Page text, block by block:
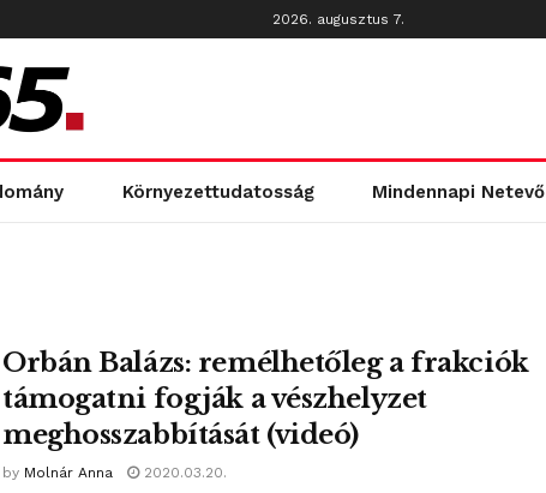
2026. augusztus 7.
Környezettudatosság Mindennapi Netevő
Orbán Balázs: remélhetőleg a frakciók
támogatni fogják a vészhelyzet
meghosszabbítását (videó)
by Molnár Anna 2020.03.20.